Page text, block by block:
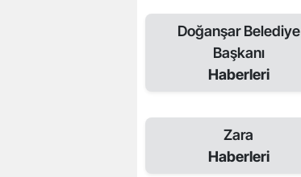
Doğanşar Belediye
Başkanı
Haberleri
Zara
Haberleri